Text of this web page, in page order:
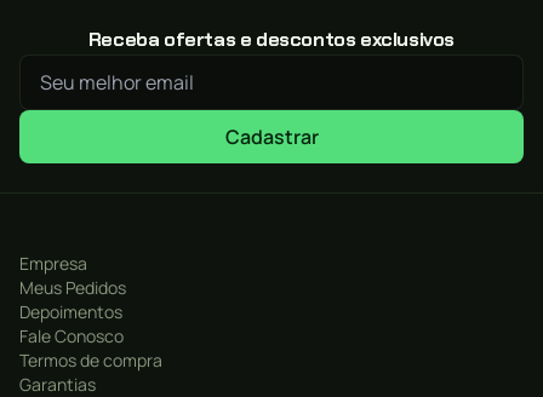
da História.Receba ofertas e descontos exclusivos
Cadastrar
Empresa
Meus Pedidos
Depoimentos
Fale Conosco
Termos de compra
Garantias